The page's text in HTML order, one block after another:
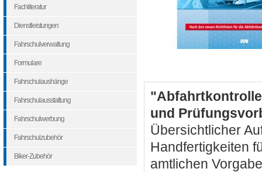
und
Übersichtlicher
Handfertigkeiten
amtlichen
Fachliteratur
Dienstleistungen
Fahrschulverwaltung
Formulare
Fahrschulaushänge
Fahrschulausstattung
Fahrschulwerbung
Fahrschulzubehör
Biker-Zubehör